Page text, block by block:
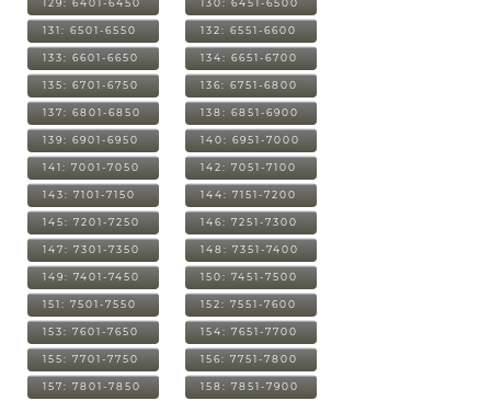
129: 6401-6450 130: 6451-6500
131: 6501-6550 132: 6551-6600
133: 6601-6650 134: 6651-6700
135: 6701-6750 136: 6751-6800
137: 6801-6850 138: 6851-6900
139: 6901-6950 140: 6951-7000
141: 7001-7050 142: 7051-7100
143: 7101-7150 144: 7151-7200
145: 7201-7250 146: 7251-7300
147: 7301-7350 148: 7351-7400
149: 7401-7450 150: 7451-7500
151: 7501-7550 152: 7551-7600
153: 7601-7650 154: 7651-7700
155: 7701-7750 156: 7751-7800
157: 7801-7850 158: 7851-7900